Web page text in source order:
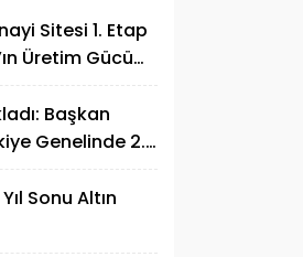
Sitesi 1. Etap
Üretim Gücü
Başkan
Genelinde 2.
Sonu Altın